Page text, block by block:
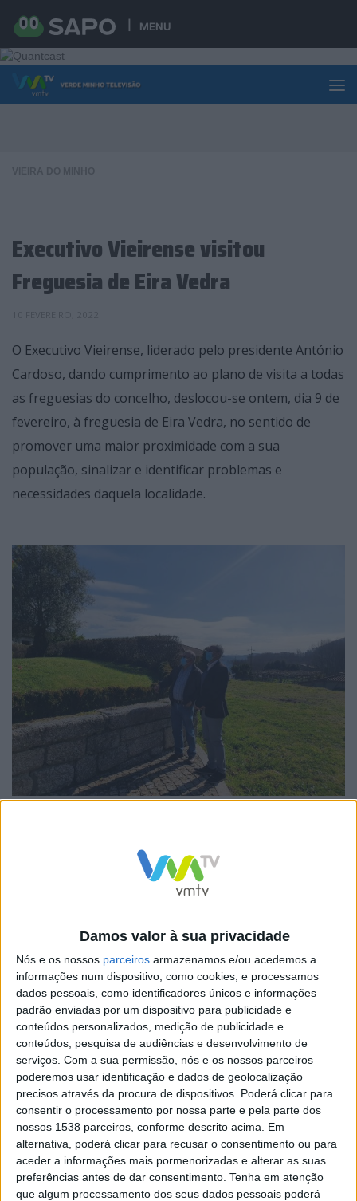
MENU
Damos valor à sua privacidade
Nós e os nossos parceiros armazenamos e/ou acedemos a
informações num dispositivo, como cookies, e processamos
dados pessoais, como identificadores únicos e informações
padrão enviadas por um dispositivo para publicidade e
conteúdos personalizados, medição de publicidade e
conteúdos, pesquisa de audiências e desenvolvimento de
serviços. Com a sua permissão, nós e os nossos parceiros
poderemos usar identificação e dados de geolocalização
precisos através da procura de dispositivos. Poderá clicar para
consentir o processamento por nossa parte e pela parte dos
nossos 1538 parceiros, conforme descrito acima. Em
alternativa, poderá clicar para recusar o consentimento ou para
aceder a informações mais pormenorizadas e alterar as suas
preferências antes de dar consentimento. Tenha em atenção
que algum processamento dos seus dados pessoais poderá
Skip to content
Executivo Vieirense visitou
Freguesia de Eira Vedra
O Executivo Vieirense, liderado pelo presidente António
Cardoso, dando cumprimento ao plano de visita a todas
as freguesias do concelho, deslocou-se ontem, dia 9 de
fevereiro, à freguesia de Eira Vedra, no sentido de
promover uma maior proximidade com a sua
população, sinalizar e identificar problemas e
necessidades daquela localidade.
de Vieira do Minho visitado as obras que estão em
curso e sinalizado as obras a realizar neste mandato,
– Ampliação do cemitério;
– Melhoramento da iluminação do Adro da Igreja
Matriz;
– Conclusão da requalificação do Adro da Capela de S.
Francisco;
– Construção de Centro Municipal de Recolha de
Animais de companhia;
– Requalificação da antiga Escola Primária (sede da
Junta de Freguesia);
– Alargamento da rede de saneamento com ligação da
Rua da Ranha à Rua de Vilar;
– Pavimentação em sleur duplo da Rua da Veiga;